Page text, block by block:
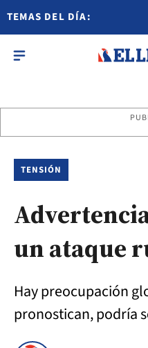
TEMAS DEL DÍA:
TENSIÓN
un ataque
Hay preocupación
pronostican, podría